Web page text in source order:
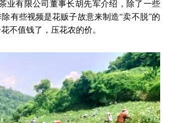
业有限公司董事长胡先军介绍，除了一些
有些视频是花贩子故意来制造“卖不脱”的
不值钱了，压花农的价。